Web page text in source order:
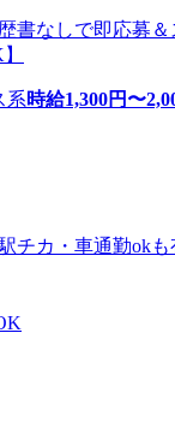
書なしで即応募
系時給1,300円〜
チカ・車通勤okも